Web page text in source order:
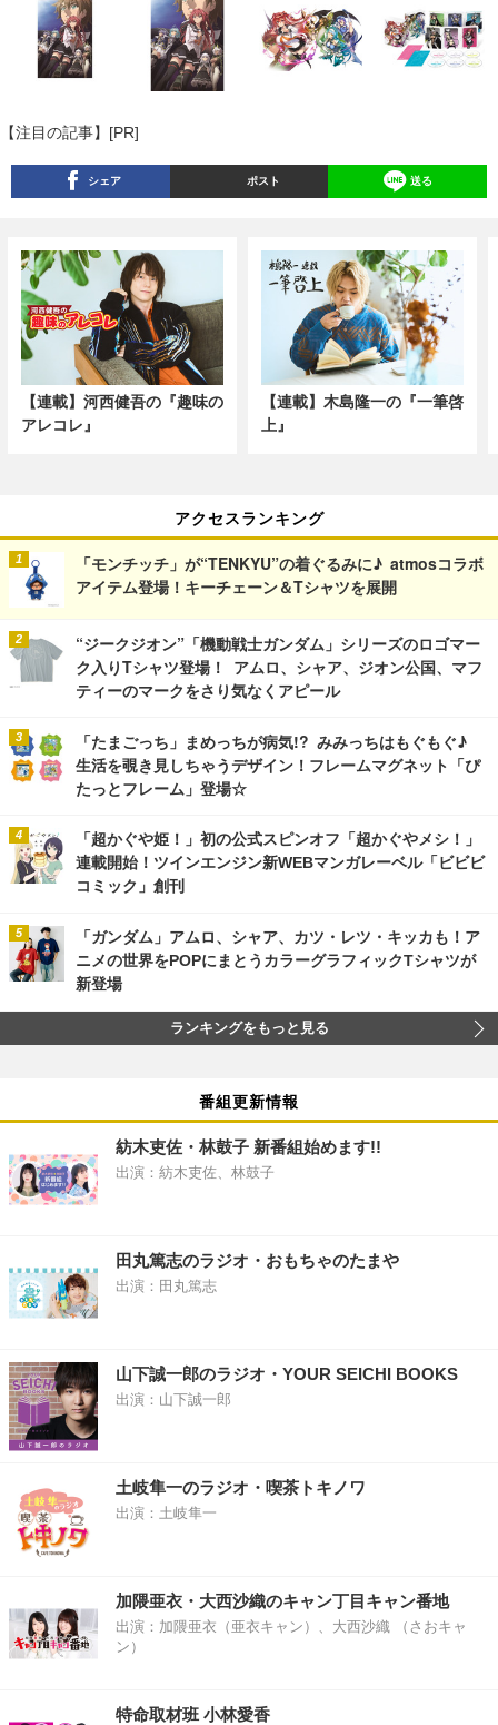
【注目の記事】[PR]
シェア ポスト 送る
【連載】河西健吾の『趣味の
アレコレ』
【連載】木島隆一の『一筆啓
上』
アクセスランキング
「モンチッチ」が“TENKYU”の着ぐるみに♪ atmosコラボ
アイテム登場！キーチェーン＆Tシャツを展開
“ジークジオン”「機動戦士ガンダム」シリーズのロゴマー
ク入りTシャツ登場！ アムロ、シャア、ジオン公国、マフ
ティーのマークをさり気なくアピール
「たまごっち」まめっちが病気!? みみっちはもぐもぐ♪
生活を覗き見しちゃうデザイン！フレームマグネット「ぴ
たっとフレーム」登場☆
「超かぐや姫！」初の公式スピンオフ「超かぐやメシ！」
連載開始！ツインエンジン新WEBマンガレーベル「ビビビ
コミック」創刊
「ガンダム」アムロ、シャア、カツ・レツ・キッカも！ア
ニメの世界をPOPにまとうカラーグラフィックTシャツが
新登場
ランキングをもっと見る
番組更新情報
紡木吏佐・林鼓子 新番組始めます!!
出演：紡木吏佐、林鼓子
田丸篤志のラジオ・おもちゃのたまや
出演：田丸篤志
山下誠一郎のラジオ・YOUR SEICHI BOOKS
出演：山下誠一郎
土岐隼一のラジオ・喫茶トキノワ
出演：土岐隼一
加隈亜衣・大西沙織のキャン丁目キャン番地
出演：加隈亜衣（亜衣キャン）、大西沙織 （さおキャ
ン）
特命取材班 小林愛香